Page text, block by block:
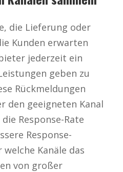
die Lieferung oder
Kunden erwarten
jederzeit ein
geben zu
Rückmeldungen
den geeigneten Kanal
Response-Rate
Response-
Kanäle das
von großer